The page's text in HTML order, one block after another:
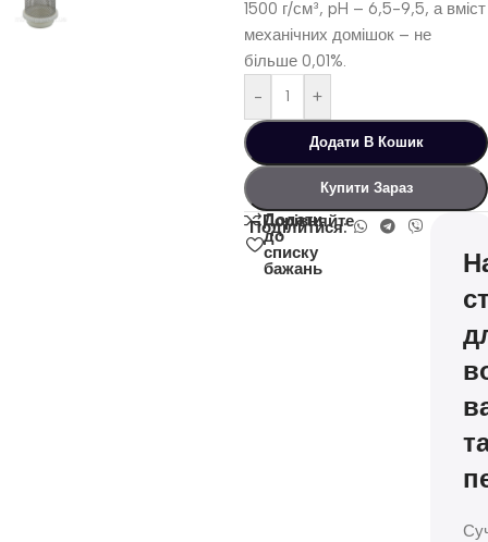
1500 г/см³, pH – 6,5-9,5, а вміст
механічних домішок – не
більше 0,01%.
-
+
Додати В Кошик
Купити Зараз
Порівняйте
Додати
до
списку
бажань
Поділитися: